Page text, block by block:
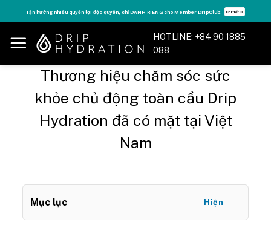
to
content
Tận hưởng nhiều quyền lợi độc quyền, chỉ DÀNH RIÊNG cho Member DripClub! Chi tiết ➝
HOTLINE: +84 90 1885
088
Thương hiệu chăm sóc sức
khỏe chủ động toàn cầu Drip
Hydration đã có mặt tại Việt
Nam
Mục lục Hiện